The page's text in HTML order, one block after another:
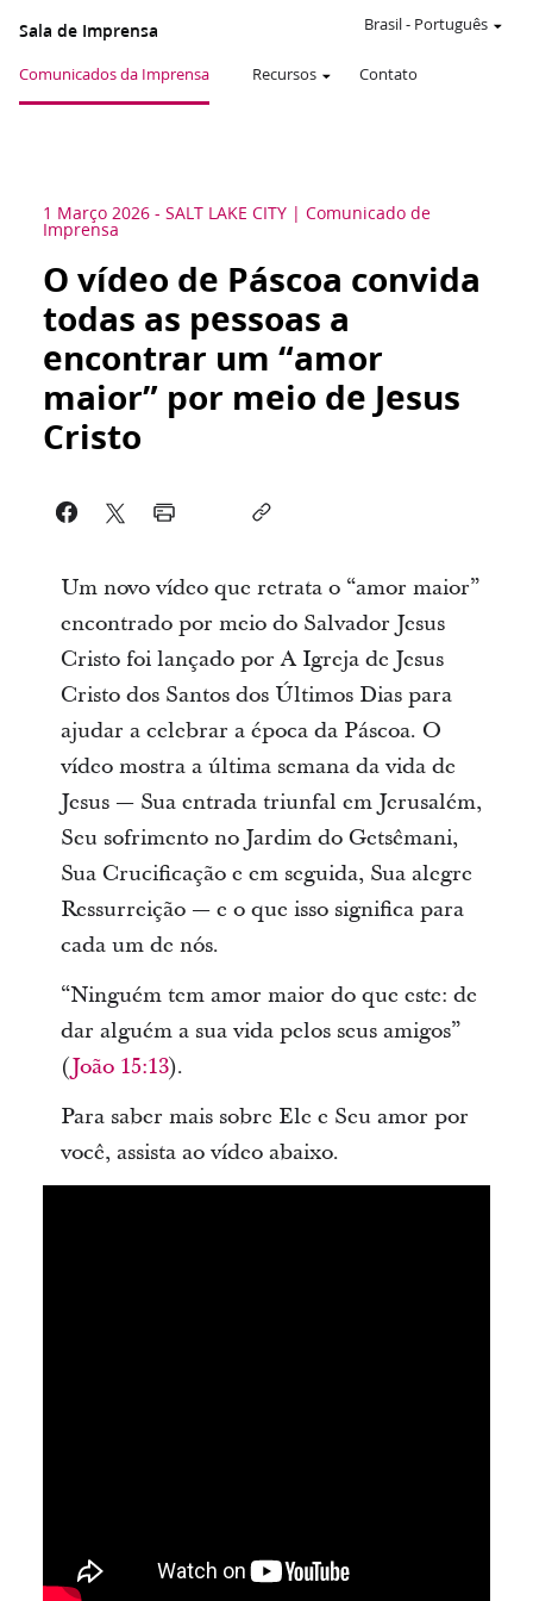
Sala de Imprensa
Comunicados da Imprensa Recursos Contato
Brasil- Português
1 Março 2026 - SALT LAKE CITY Comunicado de
Imprensa
O vídeo de Páscoa convida
todas as pessoas a
encontrar um “amor
maior” por meio de Jesus
Cristo
Um novo vídeo que retrata o “amor maior”
encontrado por meio do Salvador Jesus
Cristo foi lançado por A Igreja de Jesus
Cristo dos Santos dos Últimos Dias para
ajudar a celebrar a época da Páscoa. O
vídeo mostra a última semana da vida de
Jesus ― Sua entrada triunfal em Jerusalém,
Seu sofrimento no Jardim do Getsêmani,
Sua Crucificação e em seguida, Sua alegre
Ressurreição ― e o que isso significa para
cada um de nós.
“Ninguém tem amor maior do que este: de
dar alguém a sua vida pelos seus amigos”
(João 15:13).
Para saber mais sobre Ele e Seu amor por
você, assista ao vídeo abaixo.